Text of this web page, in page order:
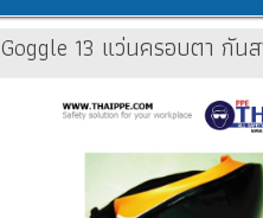
Goggle 13 แว่นครอบตา กัน